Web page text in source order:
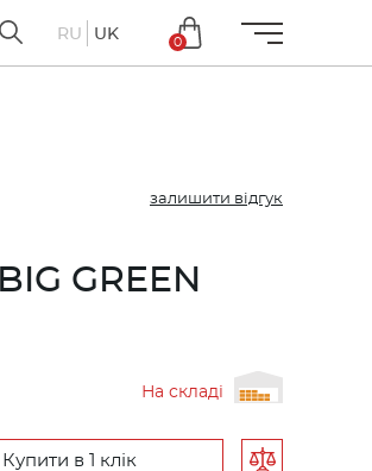
RU UK
0
залишити відгук
GREEN
На складі
Купити в 1 клік